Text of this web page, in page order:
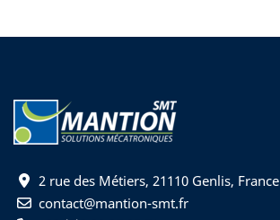
2 rue des Métiers, 21110 Genlis, France
contact@mantion-smt.fr